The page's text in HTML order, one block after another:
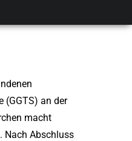
(GGTS) an der
macht
Nach Abschluss